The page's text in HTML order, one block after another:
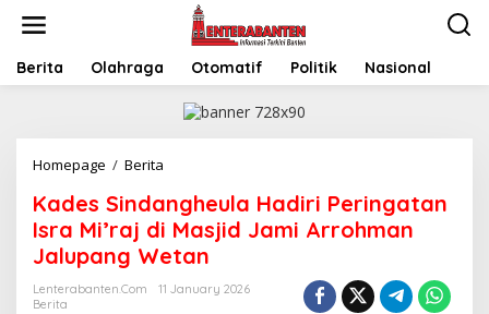
Berita Olahraga Otomatif Politik Nasional
Homepage / Berita
Hadiri
Peringatan
Isra
Mi’raj
di
Kades Sindangheula Hadiri Peringatan
Isra Mi’raj di Masjid Jami Arrohman
Jalupang Wetan
Lenterabanten.com
11 January 2026
Berita